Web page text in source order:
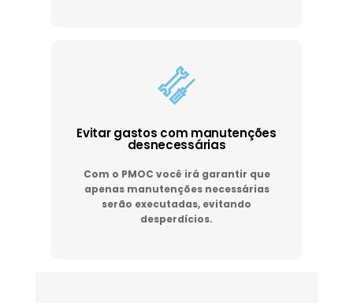
Evitar gastos com manutenções
desnecessárias
Com o PMOC você irá garantir que
apenas manutenções necessárias
serão executadas, evitando
desperdícios.